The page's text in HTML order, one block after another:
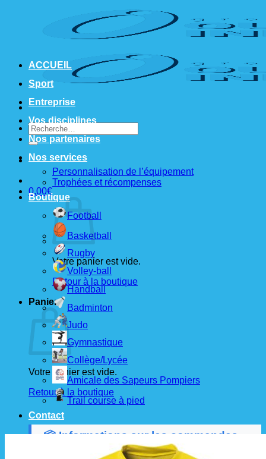
Recherche
pour :
0,00€
Votre panier est vide.
Retour à la boutique
Panier
Votre panier est vide.
Retour à la boutique
📦 Informations sur les commandes
ACCUEIL
Sport
Entreprise
Vos disciplines
Nos partenaires
Nos services
Personnalisation de l’équipement
Trophées et récompenses
Boutique
Football
Basketball
Rugby
Volley-ball
Handball
Badminton
Judo
Gymnastique
Collège/Lycée
Amicale des Sapeurs Pompiers
Trail course à pied
Contact